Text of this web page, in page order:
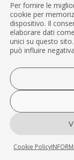
Per fornire le
cookie per
dispositivo. Il
elaborare dati
unici su questo
può influire
Cookie Policy
Tutti i
Olio
Limon'oio
Prodotti umbri
Cosmetici